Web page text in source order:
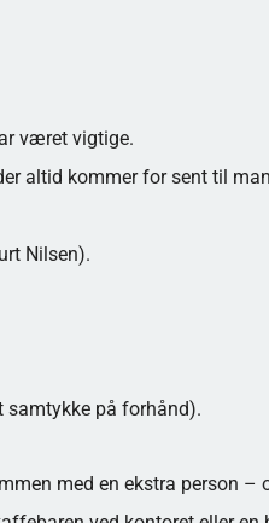
været vigtige.
altid kommer for sent til
Nilsen).
samtykke på forhånd).
med en ekstra person –